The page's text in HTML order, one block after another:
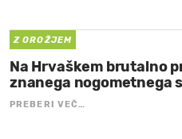
Z OROŽJEM
Na Hrvaškem brutalno
znanega nogometnega
PREBERI VEČ…